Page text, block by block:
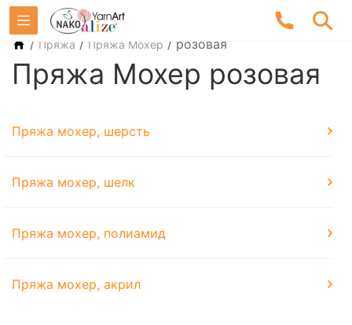
/ Пряжа / Пряжа Мохер / розовая
Пряжа Мохер розовая
Пряжа мохер, шерсть
Пряжа мохер, шелк
Пряжа мохер, полиамид
Пряжа мохер, акрил